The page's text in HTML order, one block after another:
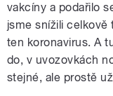
vakcíny a podařilo
jsme snížili
ten koronavirus. A
do, v uvozovkách
stejné, ale prostě